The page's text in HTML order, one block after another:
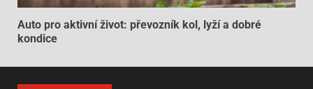
Auto pro aktivní život: převozník kol, lyží a dobré
kondice